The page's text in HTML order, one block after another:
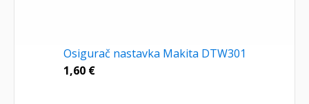
Osigurač nastavka Makita DTW301
1,60 €